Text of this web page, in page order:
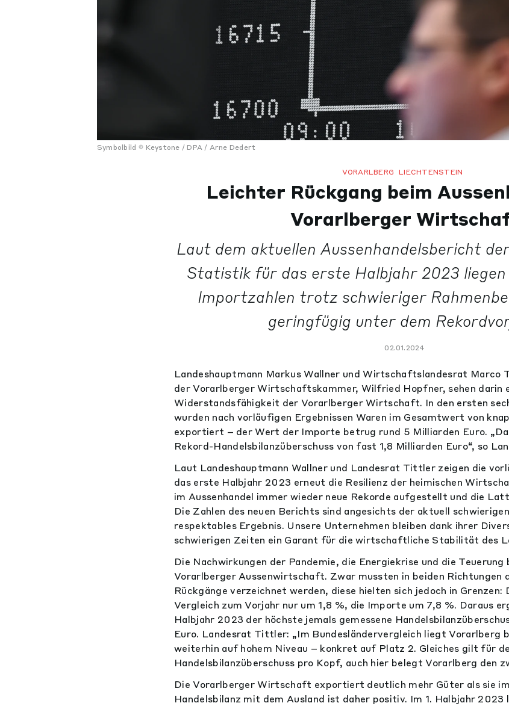
Symbolbild Keystone / DPA / Arne Dedert
VORARLBERG LIECHTENSTEIN
Leichter Rückgang beim
Vorarlberger
Laut dem aktuellen Aussenhandelsbericht
Statistik für das erste Halbjahr 2023
Importzahlen trotz schwieriger
geringfügig unter dem
02.01.2024
Landeshauptmann Markus Wallner und Wirtschaftslandesrat Marco
der Vorarlberger Wirtschaftskammer, Wilfried Hopfner, sehen darin
Widerstandsfähigkeit der Vorarlberger Wirtschaft. In den ersten
wurden nach vorläufigen Ergebnissen Waren im Gesamtwert von
exportiert – der Wert der Importe betrug rund 5 Milliarden Euro.
Rekord-Handelsbilanzüberschuss von fast 1,8 Milliarden Euro“, so
Laut Landeshauptmann Wallner und Landesrat Tittler zeigen die
das erste Halbjahr 2023 erneut die Resilienz der heimischen
im Aussenhandel immer wieder neue Rekorde aufgestellt und die
Die Zahlen des neuen Berichts sind angesichts der aktuell
respektables Ergebnis. Unsere Unternehmen bleiben dank ihrer
schwierigen Zeiten ein Garant für die wirtschaftliche Stabilität des
Die Nachwirkungen der Pandemie, die Energiekrise und die
Vorarlberger Aussenwirtschaft. Zwar mussten in beiden Richtungen
Rückgänge verzeichnet werden, diese hielten sich jedoch in Grenzen:
Vergleich zum Vorjahr nur um 1,8 %, die Importe um 7,8 %. Daraus
Halbjahr 2023 der höchste jemals gemessene
Euro. Landesrat Tittler: „Im Bundesländervergleich liegt Vorarlberg
weiterhin auf hohem Niveau – konkret auf Platz 2. Gleiches gilt für
Handelsbilanzüberschuss pro Kopf, auch hier belegt Vorarlberg den
Die Vorarlberger Wirtschaft exportiert deutlich mehr Güter als sie
Handelsbilanz mit dem Ausland ist daher positiv. Im 1. Halbjahr 2023